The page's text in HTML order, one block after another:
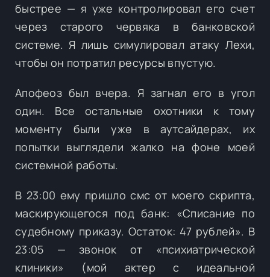
быстрее — я уже контролировал его счет
через старого червяка в банковской
системе. Я лишь симулировал атаку Лехи,
чтобы он потратил ресурсы впустую.
Апофеоз был вчера. Я загнал его в угол
один. Все остальные охотники к тому
моменту были уже в аутсайдерах, их
попытки выглядели жалко на фоне моей
системной работы.
В 23:00 ему пришло смс от моего скрипта,
маскирующегося под банк: «Списание по
судебному приказу. Остаток: 47 рублей». В
23:05 — звонок от «психиатрической
клиники» (мой актер с идеальной